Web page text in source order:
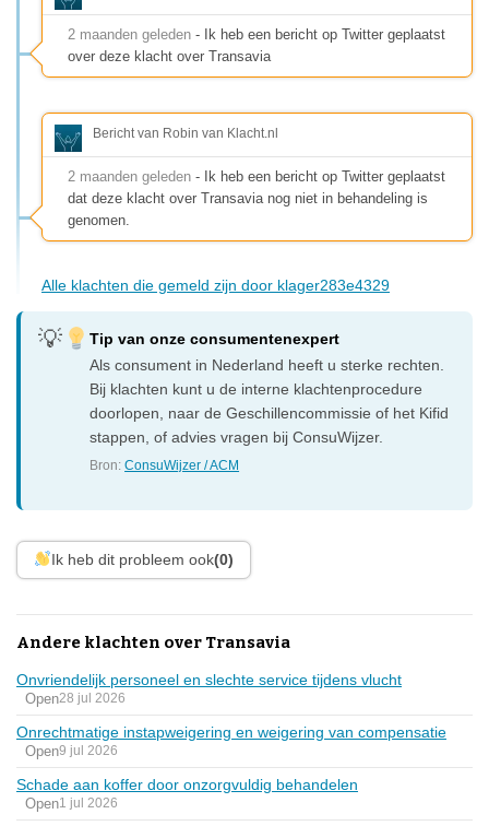
2 maanden geleden - Ik heb een bericht op Twitter geplaatst
over deze klacht over Transavia
Bericht van Robin van Klacht.nl
2 maanden geleden - Ik heb een bericht op Twitter geplaatst
dat deze klacht over Transavia nog niet in behandeling is
genomen.
Alle klachten die gemeld zijn door klager283e4329
Tip van onze consumentenexpert
Als consument in Nederland heeft u sterke rechten.
Bij klachten kunt u de interne klachtenprocedure
doorlopen, naar de Geschillencommissie of het Kifid
stappen, of advies vragen bij ConsuWijzer.
Bron:ConsuWijzer / ACM
Ik heb dit probleem ook(0)
Andere klachten over Transavia
Onvriendelijk personeel en slechte service tijdens vlucht
Open28 jul 2026
Onrechtmatige instapweigering en weigering van compensatie
Open9 jul 2026
Schade aan koffer door onzorgvuldig behandelen
Open1 jul 2026